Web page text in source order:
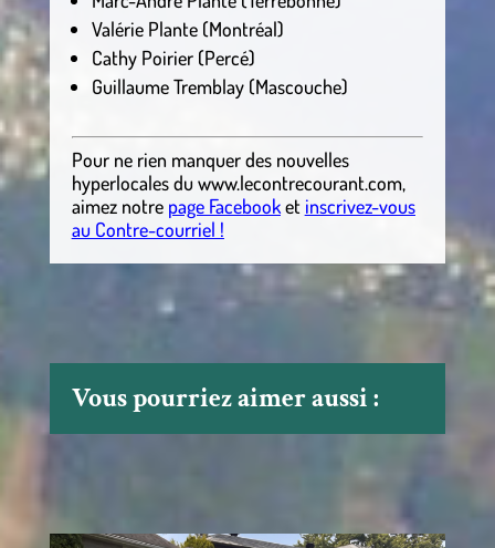
Valérie Plante (Montréal)
Cathy Poirier (Percé)
Guillaume Tremblay (Mascouche)
Pour ne rien manquer des nouvelles
hyperlocalesdu www.lecontrecourant.com,
aimez notre page Facebooket inscrivez-vous
au Contre-courriel !
Vous pourriez aimer aussi :